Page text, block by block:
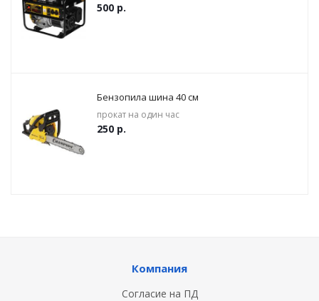
500 р.
Бензопила шина 40 cм
прокат на один час
250 р.
Компания
Согласие на ПД